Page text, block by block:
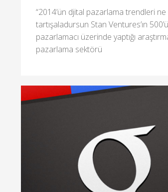
“2014’ün djital pazarlama trendleri
tartışaladursun Stan Ventures’ın
pazarlamacı üzerinde yaptığı
pazarlama sektörü